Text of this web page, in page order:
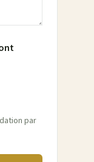
par